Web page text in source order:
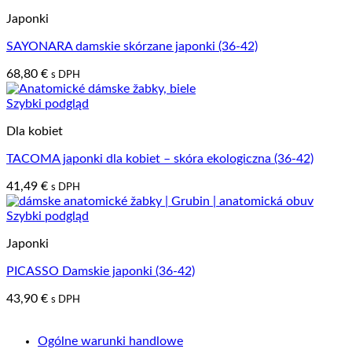
Japonki
SAYONARA damskie skórzane japonki (36-42)
68,80 € s DPH
Szybki podgląd
Dla kobiet
TACOMA japonki dla kobiet – skóra ekologiczna (36-42)
41,49 € s DPH
Szybki podgląd
Japonki
PICASSO Damskie japonki (36-42)
43,90 € s DPH
Ogólne warunki handlowe